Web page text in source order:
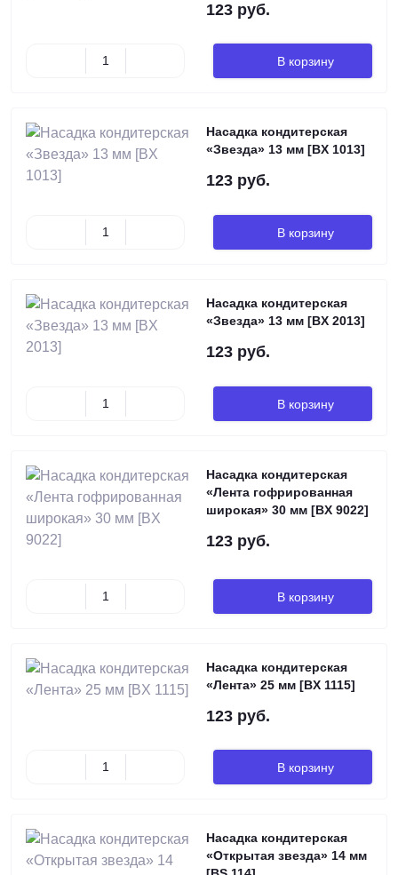
123 руб.
В корзину
Насадка кондитерская
«Звезда» 13 мм [BX 1013]
123 руб.
В корзину
Насадка кондитерская
«Звезда» 13 мм [BX 2013]
123 руб.
В корзину
Насадка кондитерская
«Лента гофрированная
широкая» 30 мм [BХ 9022]
123 руб.
В корзину
Насадка кондитерская
«Лента» 25 мм [BX 1115]
123 руб.
В корзину
Насадка кондитерская
«Открытая звезда» 14 мм